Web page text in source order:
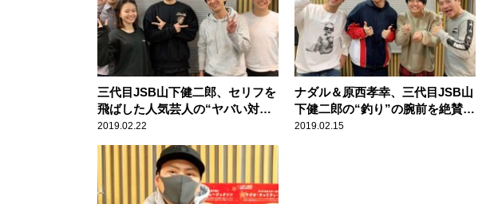
三代目JSB山下健二郎、セリフを
飛ばした人気芸人の“ヤバい対
応”に爆笑
2019.02.22
ナダル＆原西孝幸、三代目JSB山
下健二郎の“釣り”の腕前を絶賛
「めちゃくちゃ上手い」
2019.02.15